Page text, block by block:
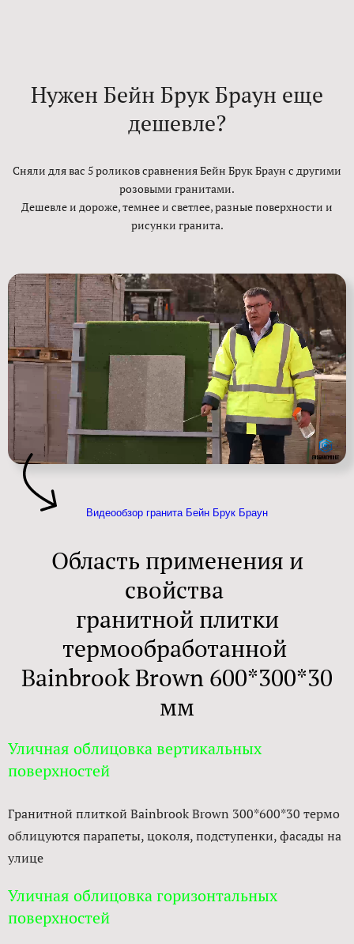
Нужен Бейн Брук Браун еще
дешевле?
Сняли для вас 5 роликов сравнения Бейн Брук Браун с другими
розовыми гранитами.
Дешевле и дороже, темнее и светлее, разные поверхности и
рисунки гранита.
Видеообзор гранита Бейн Брук Браун
Область применения и
свойства
гранитной плитки
термообработанной
Bainbrook Brown 600*300*30
мм
Уличная облицовка вертикальных
поверхностей
Гранитной плиткой Bainbrook Brown 300*600*30 термо
облицуются парапеты, цоколя, подступенки, фасады на
улице
Уличная облицовка горизонтальных
поверхностей